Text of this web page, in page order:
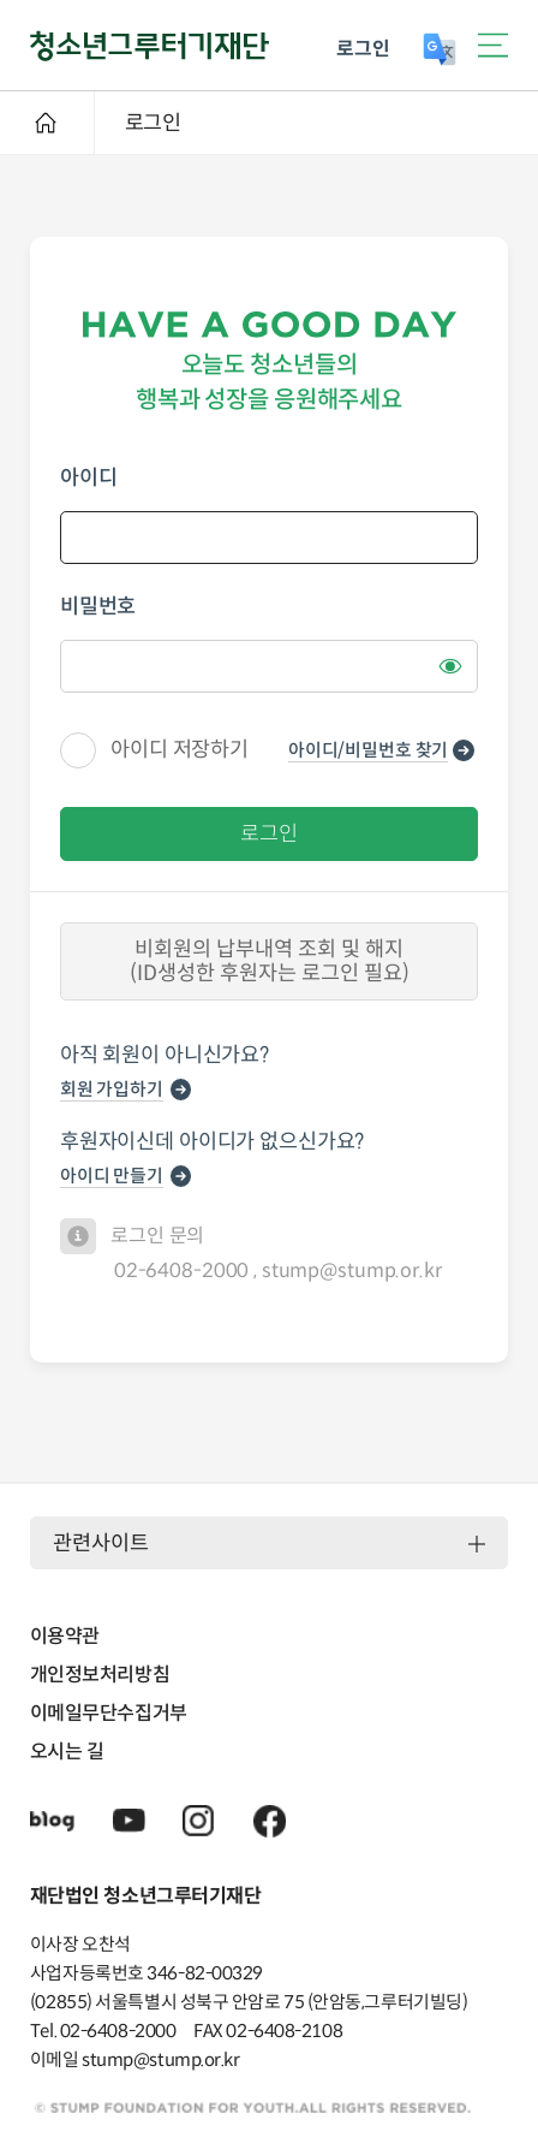
로그인
로그인
오늘도 청소년들의
행복과 성장을 응원해주세요
아이디
비밀번호
아이디 저장하기 아이디/비밀번호 찾기
로그인
비회원의 납부내역 조회 및 해지
(ID생성한 후원자는 로그인 필요)
아직 회원이 아니신가요?
회원 가입하기
후원자이신데 아이디가 없으신가요?
아이디 만들기
로그인 문의
02-6408-2000 , stump@stump.or.kr
이용약관
개인정보처리방침
이메일무단수집거부
오시는 길
재단법인 청소년그루터기재단
이사장 오찬석
사업자등록번호 346-82-00329
(02855) 서울특별시 성북구 안암로 75 (안암동,그루터기빌딩)
Tel. 02-6408-2000
FAX 02-6408-2108
이메일 stump@stump.or.kr
관련사이트